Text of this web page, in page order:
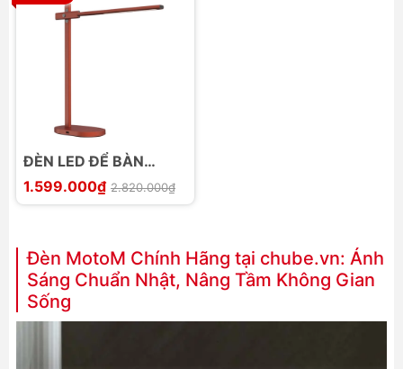
ĐÈN LED ĐỂ BÀN
KHÚC XẠ MoToM
1.599.000₫ 2.820.000₫
Đèn MotoM Chính Hãng tại chube.vn: Ánh
Sáng Chuẩn Nhật, Nâng Tầm Không Gian
Sống